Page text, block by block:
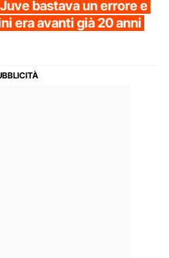
bastava un errore e
era avanti già 20 anni